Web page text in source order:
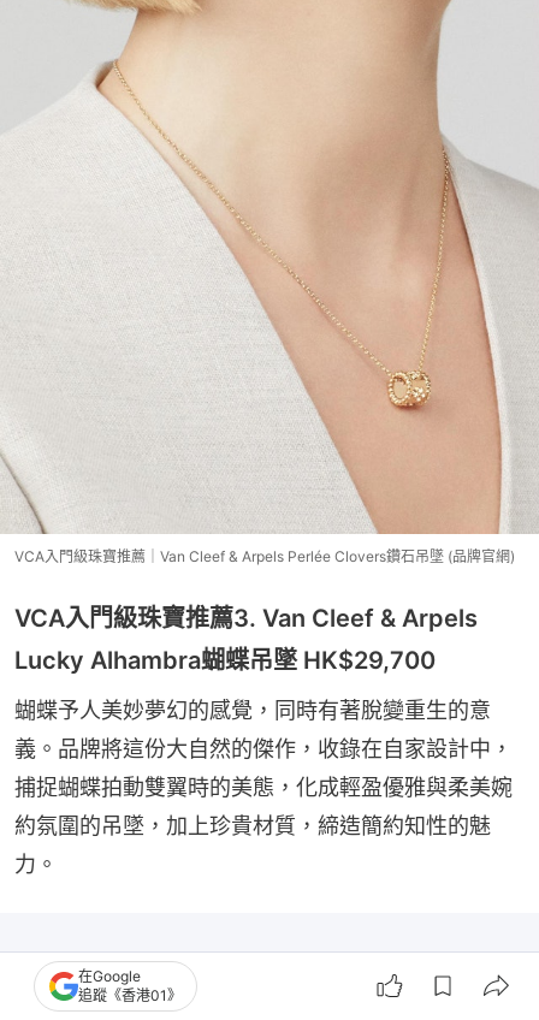
VCA入門級珠寶推薦｜Van Cleef & Arpels Perlée Clovers鑽石吊墜 (品牌官網)
VCA入門級珠寶推薦3. Van Cleef & Arpels
Lucky Alhambra蝴蝶吊墜 HK$29,700
蝴蝶予人美妙夢幻的感覺，同時有著脫變重生的意
義。品牌將這份大自然的傑作，收錄在自家設計中，
捕捉蝴蝶拍動雙翼時的美態，化成輕盈優雅與柔美婉
約氛圍的吊墜，加上珍貴材質，締造簡約知性的魅
力。
在Google
追蹤《香港01》